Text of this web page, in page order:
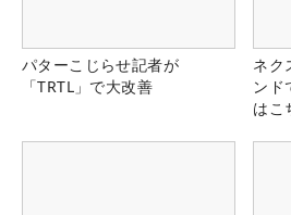
パターこじらせ記者が
「TRTL」で大改善
ネク
ンド
はこ